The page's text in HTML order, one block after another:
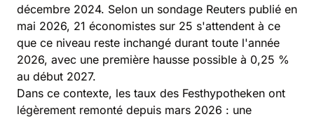
décembre 2024. Selon un sondage Reuters publié en
mai 2026, 21 économistes sur 25 s'attendent à ce
que ce niveau reste inchangé durant toute l'année
2026, avec une première hausse possible à 0,25 %
au début 2027.
Dans ce contexte, les taux des Festhypotheken ont
légèrement remonté depuis mars 2026 : une